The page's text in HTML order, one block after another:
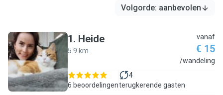
Volgorde: aanbevolen
H
1. Heide
5.9 km
vanaf
€ 15
/wandeling
6 beoordelingen
4
terugkerende gasten